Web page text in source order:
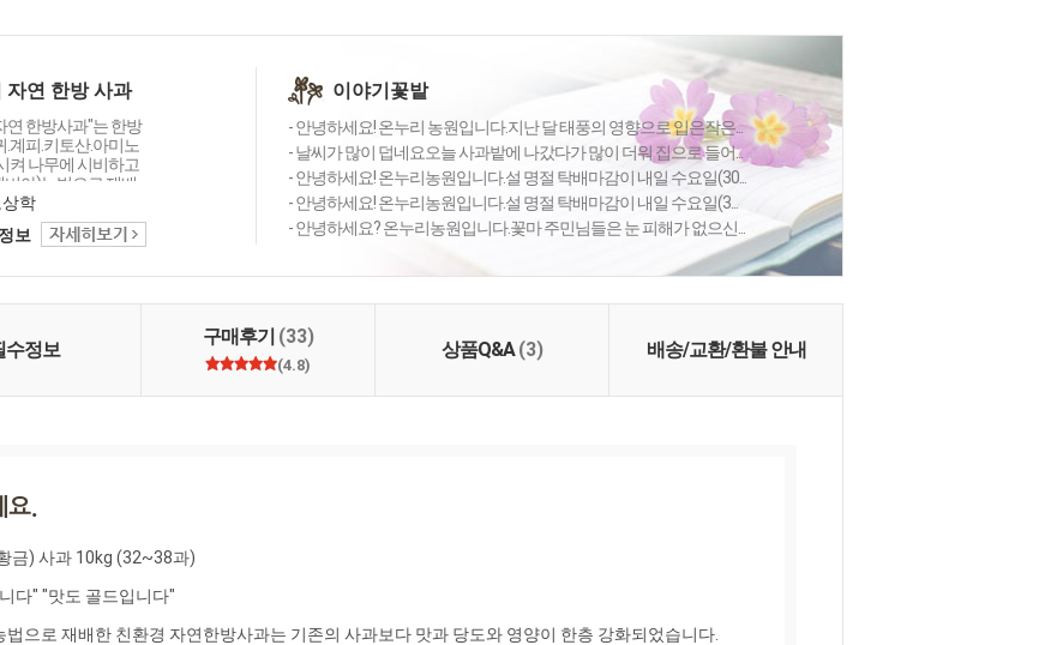
자연 한방 사과
연 한방사과"는 한방
.계피.키토산.아미노
켜 나무에 시비하고
아)농법으로 재배
건실하고, 기존의
방사과보다 맛과 당
층 강화되었습니다.
한방 사과"는 국립
전하고 맛있는 자연
니다.
상학
보
이야기꽃밭
- 안녕하세요! 온누리 농원입니다.지난 달 태풍의 영향으로 입은작은...
- 날씨가 많이 덥네요오늘 사과밭에 나갔다가 많이 더워 집으로 들어...
- 안녕하세요! 온누리농원입니다.설 명절 탁배마감이 내일 수요일(30...
- 안녕하세요! 온누리농원입니다.설 명절 탁배마감이 내일 수요일(3...
- 안녕하세요? 온누리농원입니다.꽃마 주민님들은 눈 피해가 없으신...
수정보
구매후기 (33)
(4.8)
상품Q&A(3) 배송/교환/환불 안내
금) 사과 10kg (32~38과)
다" "맛도 골드입니다"
으로 재배한 친환경 자연한방사과는 기존의 사과보다 맛과 당도와 영양이 한층 강화되었습니다.